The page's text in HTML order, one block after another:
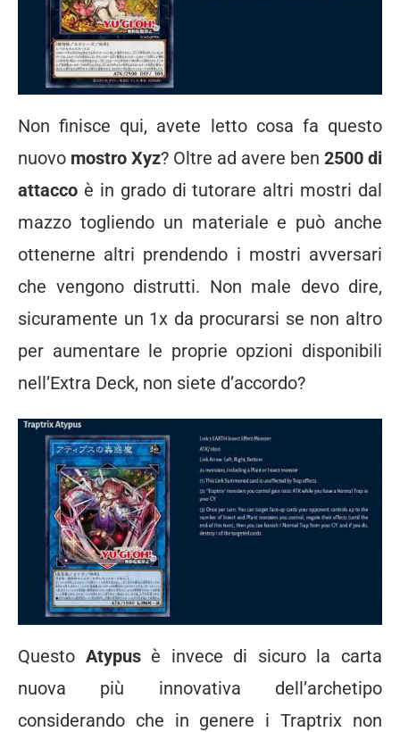
Non finisce qui, avete letto cosa fa questo
nuovo mostro Xyz? Oltre ad avere ben 2500 di
attacco è in grado di tutorare altri mostri dal
mazzo togliendo un materiale e può anche
ottenerne altri prendendo i mostri avversari
che vengono distrutti. Non male devo dire,
sicuramente un 1x da procurarsi se non altro
per aumentare le proprie opzioni disponibili
nell’Extra Deck, non siete d’accordo?
Questo Atypusè invece di sicuro la carta
nuova più innovativa dell’archetipo
considerando che in genere i Traptrix non